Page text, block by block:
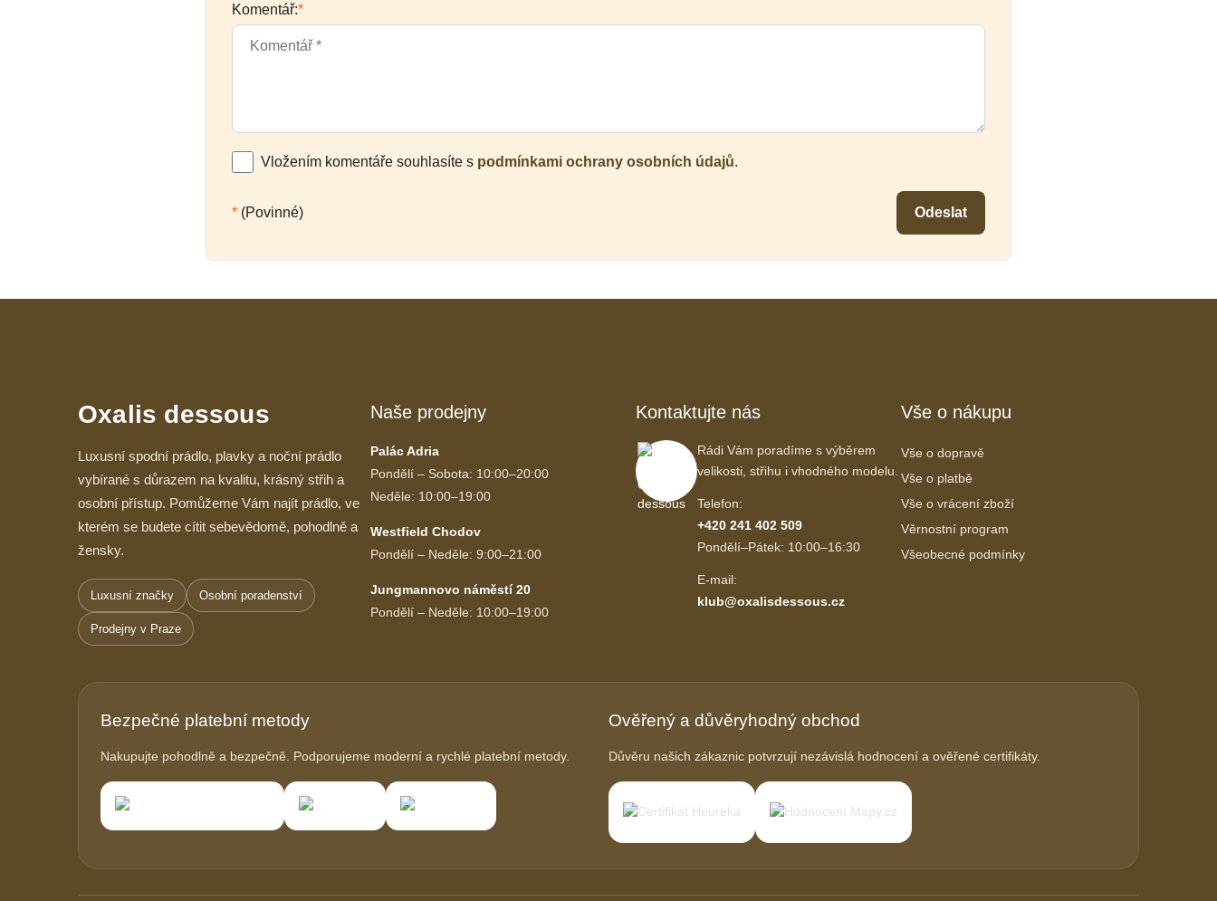
Komentář:*
Vložením komentáře souhlasíte s podmínkami ochrany osobních údajů.
*(Povinné) Odeslat
Oxalis dessous
Luxusní spodní prádlo, plavky a noční prádlo
vybírané s důrazem na kvalitu, krásný střih a
osobní přístup. Pomůžeme Vám najít prádlo, ve
kterém se budete cítit sebevědomě, pohodlně a
žensky.
Luxusní značky Osobní poradenství
Prodejny v Praze
Naše prodejny
Palác Adria
Pondělí – Sobota: 10:00–20:00
Neděle: 10:00–19:00
Westfield Chodov
Pondělí – Neděle: 9:00–21:00
Jungmannovo náměstí 20
Pondělí – Neděle: 10:00–19:00
Kontaktujte nás
Rádi Vám poradíme s výběrem
velikosti, střihu i vhodného modelu.
Telefon:
+420 241 402 509
Pondělí–Pátek: 10:00–16:30
E-mail:
klub@oxalisdessous.cz
Vše o nákupu
Vše o dopravě
Vše o platbě
Vše o vrácení zboží
Věrnostní program
Všeobecné podmínky
Bezpečné platební metody
Nakupujte pohodlně a bezpečně. Podporujeme moderní a rychlé platební metody.
Ověřený a důvěryhodný obchod
Důvěru našich zákaznic potvrzují nezávislá hodnocení a ověřené certifikáty.